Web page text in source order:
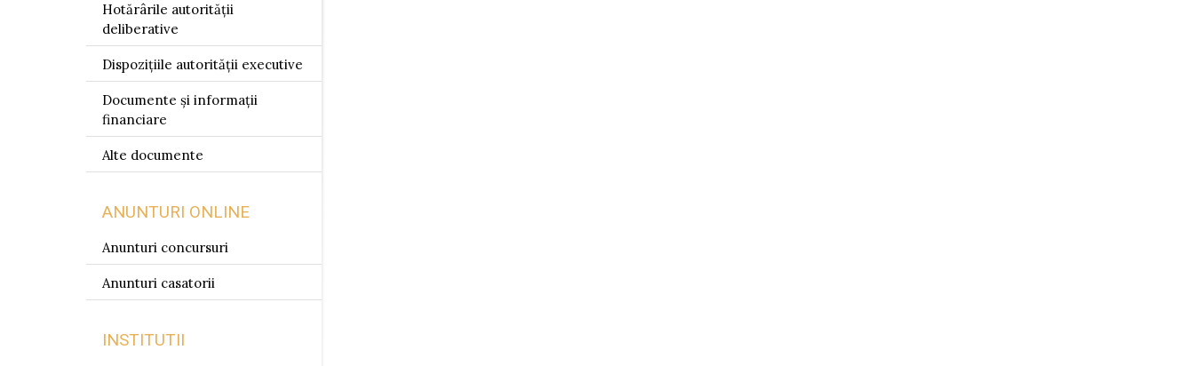
Hotărârile autorității
deliberative
Dispozițiile autorității executive
Documente și informații
financiare
Alte documente
ANUNTURI ONLINE
Anunturi concursuri
Anunturi casatorii
INSTITUTII